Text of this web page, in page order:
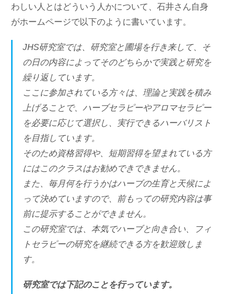
わしい人とはどういう人かについて、石井さん自身
がホームページで以下のように書いています。
JHS研究室では、研究室と圃場を行き来して、そ
の日の内容によってそのどちらかで実践と研究を
繰り返しています。
ここに参加されている方々は、理論と実践を積み
上げることで、ハーブセラピーやアロマセラピー
を必要に応じて選択し、実行できるハーバリスト
を目指しています。
そのため資格習得や、短期習得を望まれている方
にはこのクラスはお勧めできできません。
また、毎月何を行うかはハーブの生育と天候によ
って決めていますので、前もっての研究内容は事
前に提示することができません。
この研究室では、本気でハーブと向き合い、フィ
トセラピーの研究を継続できる方を歓迎致しま
す。
研究室では下記のことを行っています。